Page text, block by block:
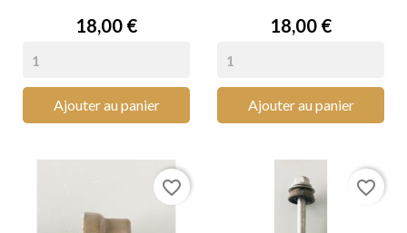
Prix
18,00 €
Ajouter au panier
Prix
18,00 €
Ajouter au panier
favorite_border favorite_border